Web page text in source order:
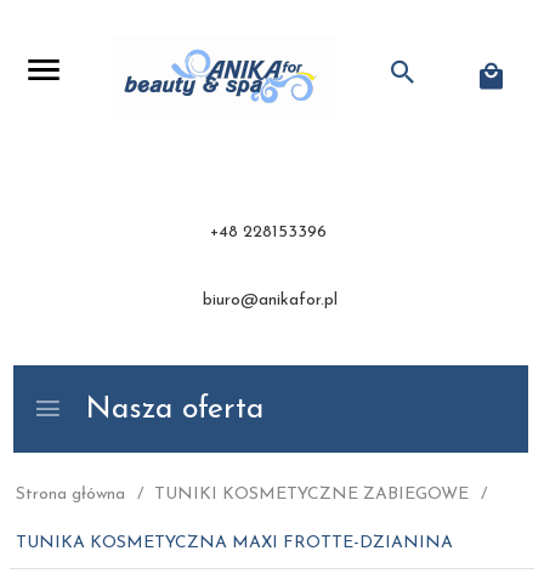
+48 228153396
biuro@anikafor.pl
Nasza oferta
Strona główna TUNIKI KOSMETYCZNE ZABIEGOWE
TUNIKA KOSMETYCZNA MAXI FROTTE-DZIANINA